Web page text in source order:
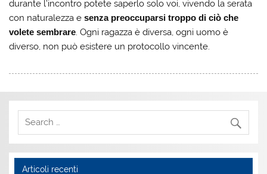
durante l’incontro potete saperlo solo voi, vivendo la serata
con naturalezza esenza preoccuparsi troppo di ciò che
volete sembrare. Ogni ragazza è diversa, ogni uomo è
diverso, non può esistere un protocollo vincente.
Articoli recenti